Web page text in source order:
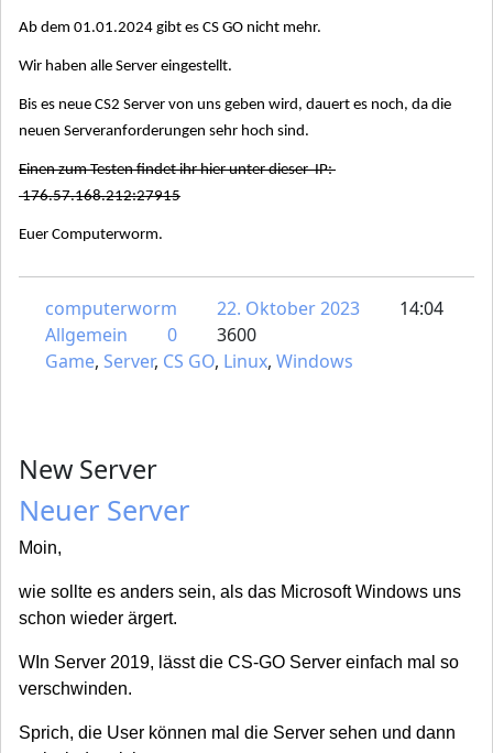
Ab dem 01.01.2024 gibt es CS GO nicht mehr.
Wir haben alle Server eingestellt.
Bis es neue CS2 Server von uns geben wird, dauert es noch, da die
neuen Serveranforderungen sehr hoch sind.
Einen zum Testen findet ihr hier unter dieser IP:
176.57.168.212:27915
Euer Computerworm.
computerworm 22. Oktober 2023
14:04
Allgemein
0
3600
Game, Server, CS GO, Linux, Windows
New Server
Neuer Server
Moin,
wie sollte es anders sein, als das Microsoft Windows uns
schon wieder ärgert.
WIn Server 2019, lässt die CS-GO Server einfach mal so
verschwinden.
Sprich, die User können mal die Server sehen und dann